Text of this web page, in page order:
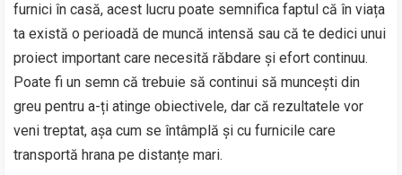
furnici în casă, acest lucru poate semnifica faptul că în viața
ta există o perioadă de muncă intensă sau că te dedici unui
proiect important care necesită răbdare și efort continuu.
Poate fi un semn că trebuie să continui să muncești din
greu pentru a-ți atinge obiectivele, dar că rezultatele vor
veni treptat, așa cum se întâmplă și cu furnicile care
transportă hrana pe distanțe mari.